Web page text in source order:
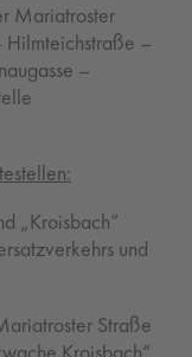
Mariatroster
–
–
„Kroisbach“
und
Straße